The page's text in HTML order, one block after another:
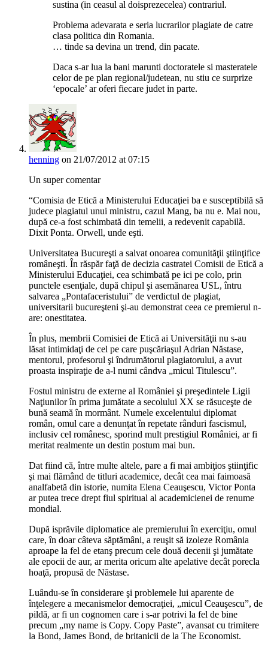
sustina (in ceasul al doisprezecelea) contrariul.
Problema adevarata e seria lucrarilor plagiate de catre
clasa politica din Romania.
… tinde sa devina un trend, din pacate.
Daca s-ar lua la bani marunti doctoratele si masteratele
celor de pe plan regional/judetean, nu stiu ce surprize
‘epocale’ ar oferi fiecare judet in parte.
henning on 21/07/2012 at 07:15
Un super comentar
“Comisia de Etică a Ministerului Educaţiei ba e susceptibilă să
judece plagiatul unui ministru, cazul Mang, ba nu e. Mai nou,
după ce-a fost schimbată din temelii, a redevenit capabilă.
Dixit Ponta. Orwell, unde eşti.
Universitatea Bucureşti a salvat onoarea comunităţii ştiinţifice
româneşti. În răspăr faţă de decizia castratei Comisii de Etică a
Ministerului Educaţiei, cea schimbată pe ici pe colo, prin
punctele esenţiale, după chipul şi asemănarea USL, întru
salvarea „Pontafaceristului” de verdictul de plagiat,
universitarii bucureşteni şi-au demonstrat ceea ce premierul n-
are: onestitatea.
În plus, membrii Comisiei de Etică ai Universităţii nu s-au
lăsat intimidaţi de cel pe care puşcăriaşul Adrian Năstase,
mentorul, profesorul şi îndrumătorul plagiatorului, a avut
proasta inspiraţie de a-l numi cândva „micul Titulescu”.
Fostul ministru de externe al României şi preşedintele Ligii
Naţiunilor în prima jumătate a secolului XX se răsuceşte de
bună seamă în mormânt. Numele excelentului diplomat
român, omul care a denunţat în repetate rânduri fascismul,
inclusiv cel românesc, sporind mult prestigiul României, ar fi
meritat realmente un destin postum mai bun.
Dat fiind că, între multe altele, pare a fi mai ambiţios ştiinţific
şi mai flămând de titluri academice, decât cea mai faimoasă
analfabetă din istorie, numita Elena Ceauşescu, Victor Ponta
ar putea trece drept fiul spiritual al academicienei de renume
mondial.
După isprăvile diplomatice ale premierului în exerciţiu, omul
care, în doar câteva săptămâni, a reuşit să izoleze România
aproape la fel de etanş precum cele două decenii şi jumătate
ale epocii de aur, ar merita oricum alte apelative decât porecla
hoaţă, propusă de Năstase.
Luându-se în considerare şi problemele lui aparente de
înţelegere a mecanismelor democraţiei, „micul Ceauşescu”, de
pildă, ar fi un cognomen care i s-ar potrivi la fel de bine
precum „my name is Copy. Copy Paste”, avansat cu trimitere
la Bond, James Bond, de britanicii de la The Economist.